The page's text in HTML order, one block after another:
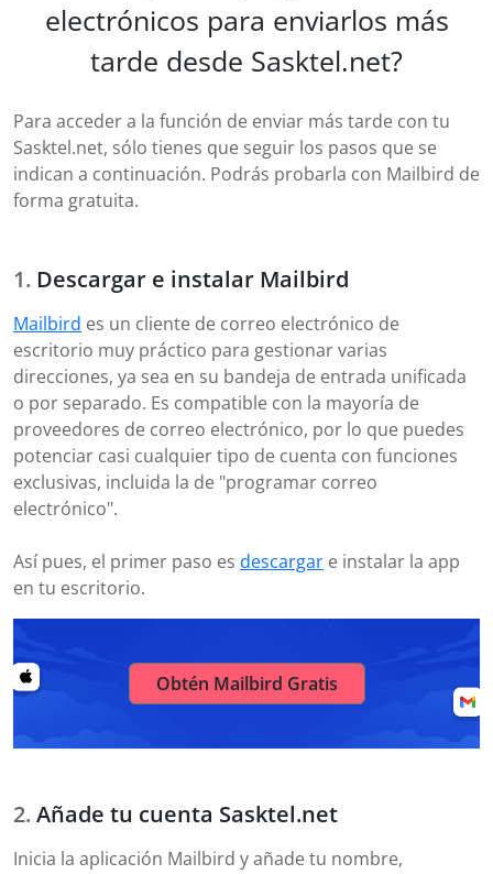
electrónicos para enviarlos más
tarde desde Sasktel.net?
Para acceder a la función de enviar más tarde con tu
Sasktel.net, sólo tienes que seguir los pasos que se
indican a continuación. Podrás probarla con Mailbird de
forma gratuita.
Descargar e instalar Mailbird
Mailbird es un cliente de correo electrónico de
escritorio muy práctico para gestionar varias
direcciones, ya sea en su bandeja de entrada unificada
o por separado. Es compatible con la mayoría de
proveedores de correo electrónico, por lo que puedes
potenciar casi cualquier tipo de cuenta con funciones
exclusivas, incluida la de "programar correo
electrónico".
Así pues, el primer paso es descargar e instalar la app
en tu escritorio.
Obtén Mailbird Gratis
Añade tu cuenta Sasktel.net
Inicia la aplicación Mailbird y añade tu nombre,